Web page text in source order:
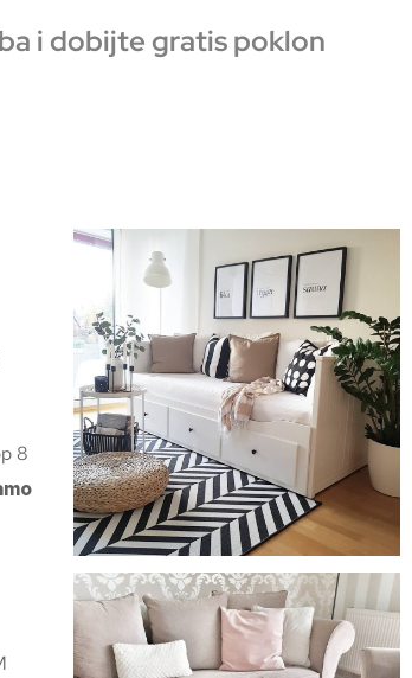
i dobijte gratis poklon
8